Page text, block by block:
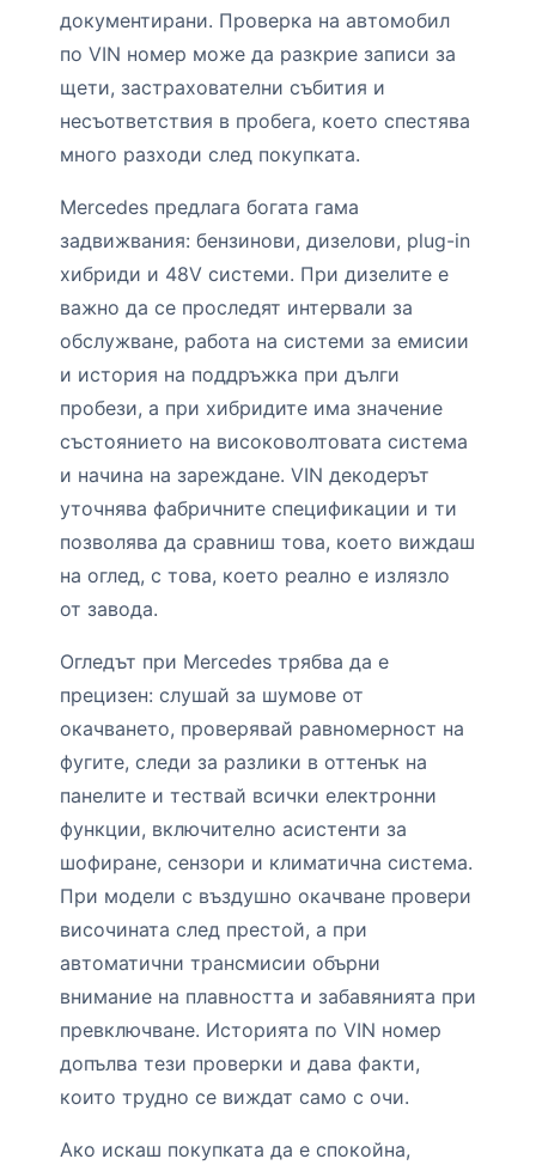
документирани. Проверка на автомобил
по VIN номер може да разкрие записи за
щети, застрахователни събития и
несъответствия в пробега, което спестява
много разходи след покупката.
Mercedes предлага богата гама
задвижвания: бензинови, дизелови, plug-in
хибриди и 48V системи. При дизелите е
важно да се проследят интервали за
обслужване, работа на системи за емисии
и история на поддръжка при дълги
пробези, а при хибридите има значение
състоянието на високоволтовата система
и начина на зареждане. VIN декодерът
уточнява фабричните спецификации и ти
позволява да сравниш това, което виждаш
на оглед, с това, което реално е излязло
от завода.
Огледът при Mercedes трябва да е
прецизен: слушай за шумове от
окачването, проверявай равномерност на
фугите, следи за разлики в оттенък на
панелите и тествай всички електронни
функции, включително асистенти за
шофиране, сензори и климатична система.
При модели с въздушно окачване провери
височината след престой, а при
автоматични трансмисии обърни
внимание на плавността и забавянията при
превключване. Историята по VIN номер
допълва тези проверки и дава факти,
които трудно се виждат само с очи.
Ако искаш покупката да е спокойна,